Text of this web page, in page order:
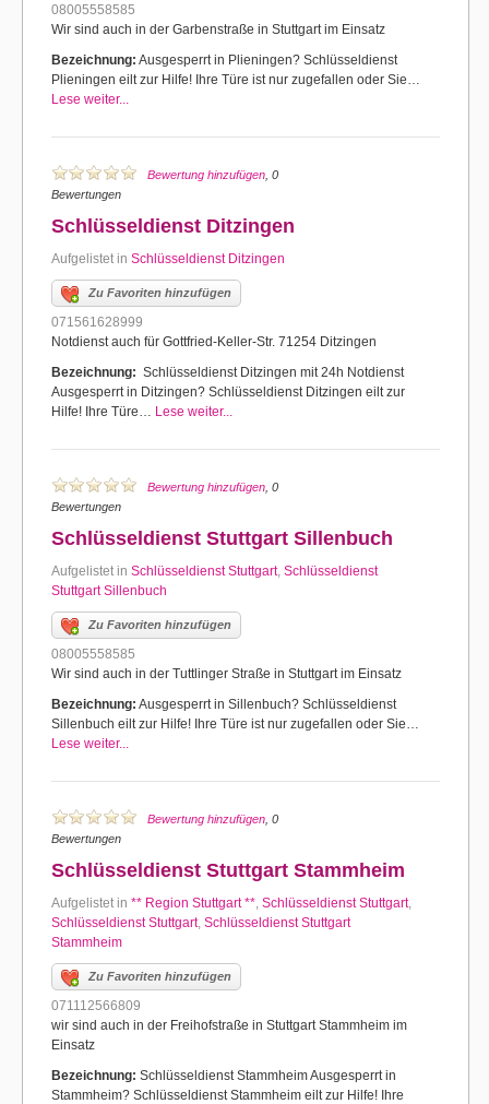
08005558585
Wir sind auch in der Garbenstraße in Stuttgart im Einsatz
Bezeichnung: Ausgesperrt in Plieningen? Schlüsseldienst
Plieningen eilt zur Hilfe! Ihre Türe ist nur zugefallen oder Sie…
Lese weiter...
Bewertung hinzufügen , 0
Bewertungen
Schlüsseldienst Ditzingen
Aufgelistet in Schlüsseldienst Ditzingen
Zu Favoriten hinzufügen
071561628999
Notdienst auch für Gottfried-Keller-Str. 71254 Ditzingen
Bezeichnung: Schlüsseldienst Ditzingen mit 24h Notdienst
Ausgesperrt in Ditzingen? Schlüsseldienst Ditzingen eilt zur
Hilfe! Ihre Türe… Lese weiter...
Bewertung hinzufügen , 0
Bewertungen
Schlüsseldienst Stuttgart Sillenbuch
Aufgelistet in Schlüsseldienst Stuttgart, Schlüsseldienst
Stuttgart Sillenbuch
Zu Favoriten hinzufügen
08005558585
Wir sind auch in der Tuttlinger Straße in Stuttgart im Einsatz
Bezeichnung: Ausgesperrt in Sillenbuch? Schlüsseldienst
Sillenbuch eilt zur Hilfe! Ihre Türe ist nur zugefallen oder Sie…
Lese weiter...
Bewertung hinzufügen , 0
Bewertungen
Schlüsseldienst Stuttgart Stammheim
Aufgelistet in ** Region Stuttgart **, Schlüsseldienst Stuttgart,
Schlüsseldienst Stuttgart, Schlüsseldienst Stuttgart
Stammheim
Zu Favoriten hinzufügen
071112566809
wir sind auch in der Freihofstraße in Stuttgart Stammheim im
Einsatz
Bezeichnung: Schlüsseldienst Stammheim Ausgesperrt in
Stammheim? Schlüsseldienst Stammheim eilt zur Hilfe! Ihre